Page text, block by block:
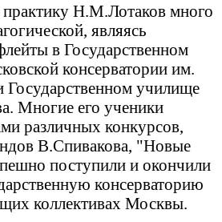
Н.М.Лотаков много
являясь
в Государственном
консерватории им.
Государственном училище
Многие его ученики
различных конкурсов,
В.Спивакова, "Новые
поступили и окончили
консерваторию
коллективах Москвы.